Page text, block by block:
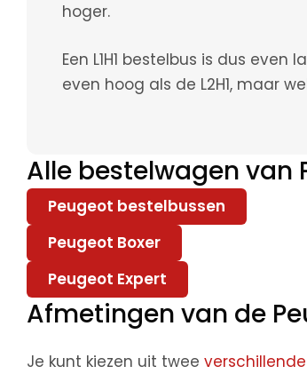
hoger.
Een L1H1 bestelbus is dus even
even hoog als de L2H1, maar
Alle bestelwagen van
Peugeot bestelbussen
Peugeot Boxer
Peugeot Expert
Afmetingen van de
Je kunt kiezen uit twee